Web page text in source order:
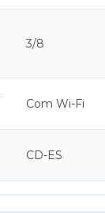
3/8
Com Wi-Fi
CD-ES